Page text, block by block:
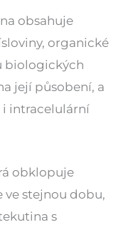
obsahuje
organické
biologických
její působení, a
i intracelulární
obklopuje
ve stejnou dobu,
s